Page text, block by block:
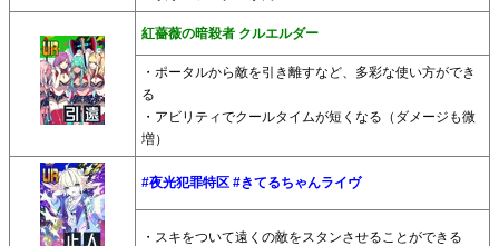
紅薔薇の暗殺者 クルエルダー
・ポータルから敵を引き離すなど、多彩な使い方ができ
る
・アビリティでクールタイムが短くなる（ダメージも微
増）
#夜光犯罪特区 #きてるちゃんライヴ
・スキをついて遠くの敵をスタンさせることができる